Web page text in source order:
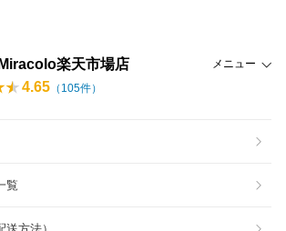
楽天市場店 メニュー
4.65 （ 105件）
覧